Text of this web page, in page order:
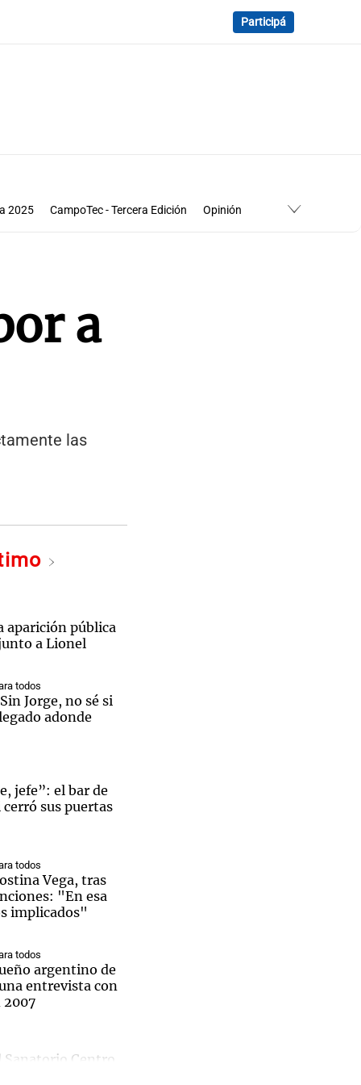
Participá
2025 CampoTec - Tercera Edición
Opinión
a
las
aparición pública
a Lionel
todos
Jorge, no sé si
adonde
jefe”: el bar de
sus puertas
todos
Vega, tras
"En esa
implicados"
todos
argentino de
entrevista con
2007
Sanatorio Centro